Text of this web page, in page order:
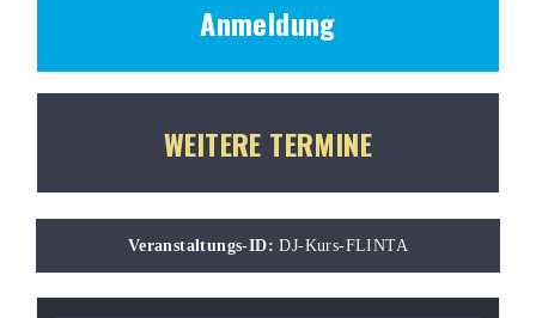
Anmeldung
WEITERE TERMINE
Veranstaltungs-ID: DJ-Kurs-FLINTA